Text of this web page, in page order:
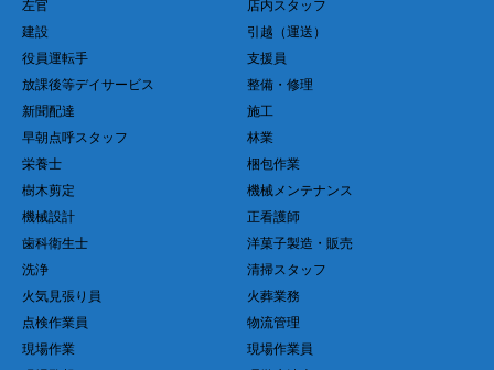
左官
店内スタッフ
建設
引越（運送）
役員運転手
支援員
放課後等デイサービス
整備・修理
新聞配達
施工
早朝点呼スタッフ
林業
栄養士
梱包作業
樹木剪定
機械メンテナンス
機械設計
正看護師
歯科衛生士
洋菓子製造・販売
洗浄
清掃スタッフ
火気見張り員
火葬業務
点検作業員
物流管理
現場作業
現場作業員